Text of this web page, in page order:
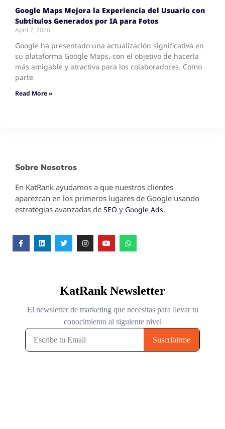
Google Maps Mejora la Experiencia del Usuario con
Subtítulos Generados por IA para Fotos
April 7, 2026
Google ha presentado una actualización significativa en
su plataforma Google Maps, con el objetivo de hacerla
más amigable y atractiva para los colaboradores. Como
parte
Read More »
Sobre Nosotros
En KatRank ayudamos a que nuestros clientes
aparezcan en los primeros lugares de Google usando
estrategias avanzadas de SEO y Google Ads.